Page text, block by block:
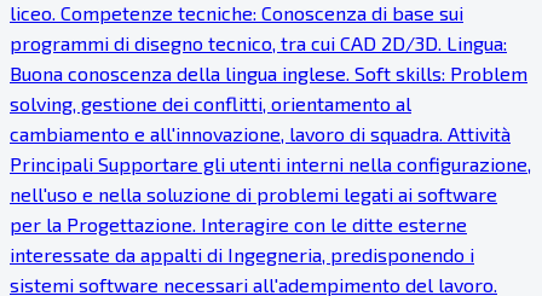
liceo. Competenze tecniche: Conoscenza di base sui
programmi di disegno tecnico, tra cui CAD 2D/3D. Lingua:
Buona conoscenza della lingua inglese. Soft skills: Problem
solving, gestione dei conflitti, orientamento al
cambiamento e all'innovazione, lavoro di squadra. Attività
Principali Supportare gli utenti interni nella configurazione,
nell'uso e nella soluzione di problemi legati ai software
per la Progettazione. Interagire con le ditte esterne
interessate da appalti di Ingegneria, predisponendo i
sistemi software necessari all'adempimento del lavoro.